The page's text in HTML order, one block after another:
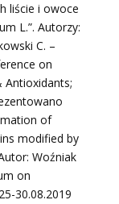
liście i owoce
L.”. Autorzy:
C. –
on
Antioxidants;
of
modified by
Woźniak
on
30.08.2019